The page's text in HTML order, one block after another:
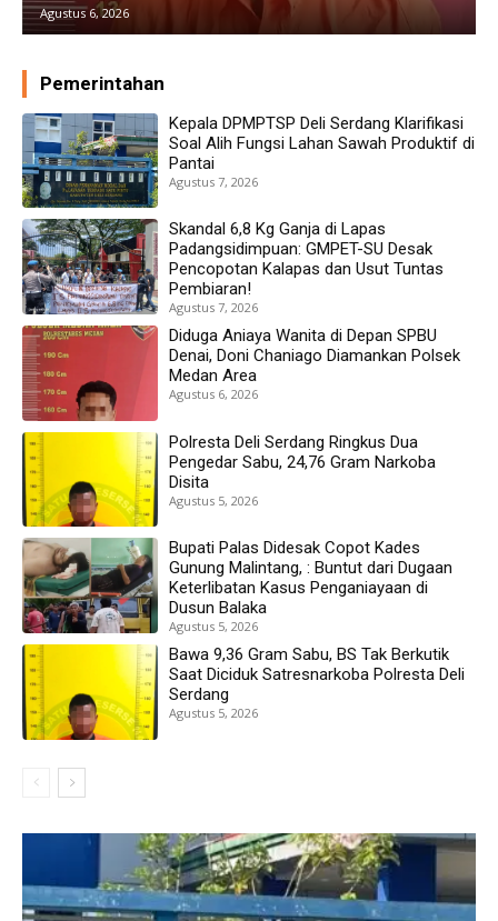
Agustus 5, 2026
Pemerintahan
Kepala DPMPTSP Deli Serdang Klarifikasi
Soal Alih Fungsi Lahan Sawah Produktif di
Pantai
Agustus 7, 2026
Skandal 6,8 Kg Ganja di Lapas
Padangsidimpuan: GMPET-SU Desak
Pencopotan Kalapas dan Usut Tuntas
Pembiaran!
Agustus 7, 2026
Diduga Aniaya Wanita di Depan SPBU
Denai, Doni Chaniago Diamankan Polsek
Medan Area
Agustus 6, 2026
Polresta Deli Serdang Ringkus Dua
Pengedar Sabu, 24,76 Gram Narkoba
Disita
Agustus 5, 2026
Bupati Palas Didesak Copot Kades
Gunung Malintang, : Buntut dari Dugaan
Keterlibatan Kasus Penganiayaan di
Dusun Balaka
Agustus 5, 2026
Bawa 9,36 Gram Sabu, BS Tak Berkutik
Saat Diciduk Satresnarkoba Polresta Deli
Serdang
Agustus 5, 2026